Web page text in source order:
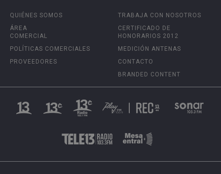
QUIÉNES SOMOS
ÁREA
COMERCIAL
POLÍTICAS COMERCIALES
PROVEEDORES
TRABAJA CON NOSOTROS
CERTIFICADO DE
HONORARIOS 2012
MEDICIÓN ANTENAS
CONTACTO
BRANDED CONTENT